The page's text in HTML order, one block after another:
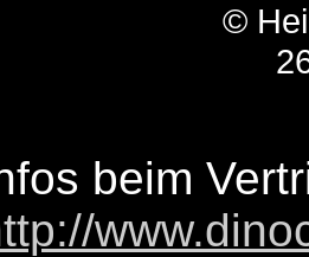
©
beim